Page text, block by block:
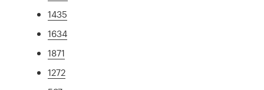
1435
1634
1871
1272